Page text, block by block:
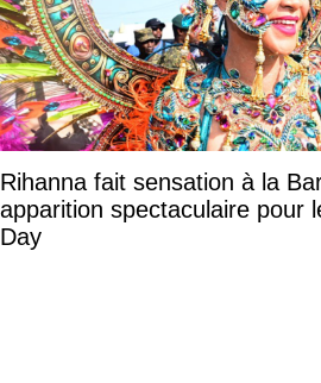
Rihanna fait sensation à la
apparition spectaculaire pour
Day